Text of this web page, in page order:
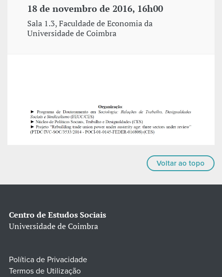
18 de novembro de 2016, 16h00
Sala 1.3, Faculdade de Economia da
Universidade de Coimbra
Voltar ao topo
Centro de Estudos Sociais
Universidade de Coimbra
Política de Privacidade
Termos de Utilização